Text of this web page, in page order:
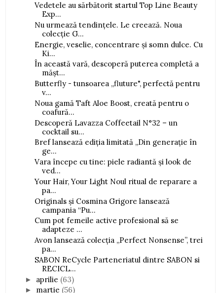
Vedetele au sărbătorit startul Top Line Beauty
Exp...
Nu urmează tendințele. Le creează. Noua
colecție G...
Energie, veselie, concentrare și somn dulce. Cu
Ki...
În această vară, descoperă puterea completă a
mășt...
Butterfly - tunsoarea „fluture", perfectă pentru
v...
Noua gamă Taft Aloe Boost, creată pentru o
coafură...
Descoperă Lavazza Coffeetail N°32 – un
cocktail su...
Bref lansează ediția limitată „Din generație în
ge...
Vara începe cu tine: piele radiantă și look de
ved...
Your Hair, Your Light Noul ritual de reparare a
pa...
Originals și Cosmina Grigore lansează
campania “Pu...
Cum pot femeile active profesional să se
adapteze ...
Avon lansează colecția „Perfect Nonsense”, trei
pa...
SABON ReCycle Parteneriatul dintre SABON si
RECICL...
► aprilie (63)
► martie (56)